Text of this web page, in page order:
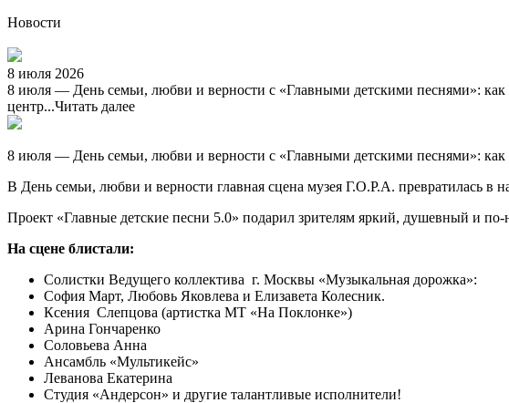
Новости
8 июля 2026
8 июля — День семьи, любви и верности с «Главными детскими песнями»:
центр...Читать далее
8 июля — День семьи, любви и верности с «Главными детскими песнями»: как
В День семьи, любви и верности главная сцена музея Г.О.Р.А. превратилась в
Проект «Главные детские песни 5.0» подарил зрителям яркий, душевный и
На сцене блистали:
Солистки Ведущего коллектива г. Москвы «Музыкальная дорожка»:
София Март, Любовь Яковлева и Елизавета Колесник.
Ксения Слепцова (артистка МТ «На Поклонке»)
Арина Гончаренко
Соловьева Анна
Ансамбль «Мультикейс»
Леванова Екатерина
Студия «Андерсон» и другие талантливые исполнители!